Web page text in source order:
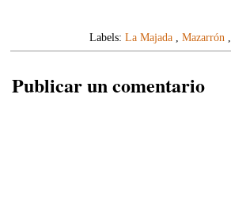
Labels: La Majada, Mazarrón,
Publicar un comentario